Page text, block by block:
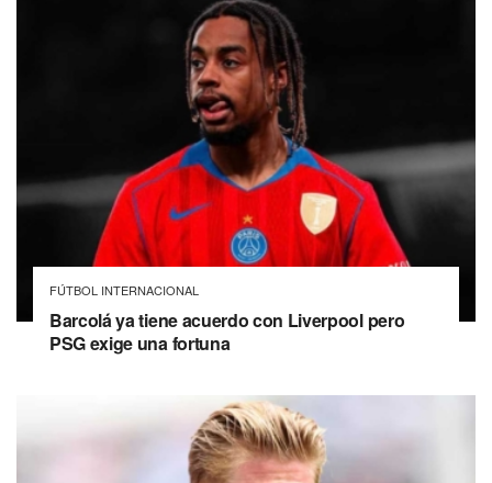
FÚTBOL INTERNACIONAL
Barcolá ya tiene acuerdo con Liverpool pero
PSG exige una fortuna